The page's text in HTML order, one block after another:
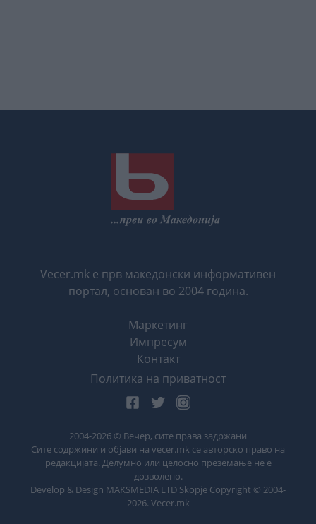
Vecer.mk е прв македонски информативен
портал, основан во 2004 година.
Маркетинг
Импресум
Контакт
Политика на приватност
2004-2026 © Вечер, сите права задржани
Сите содржини и објави на vecer.mk се авторско право на
редакцијата. Делумно или целосно преземање не е
дозволено.
Develop & Design MAKSMEDIA LTD Skopje Copyright © 2004-
2026. Vecer.mk